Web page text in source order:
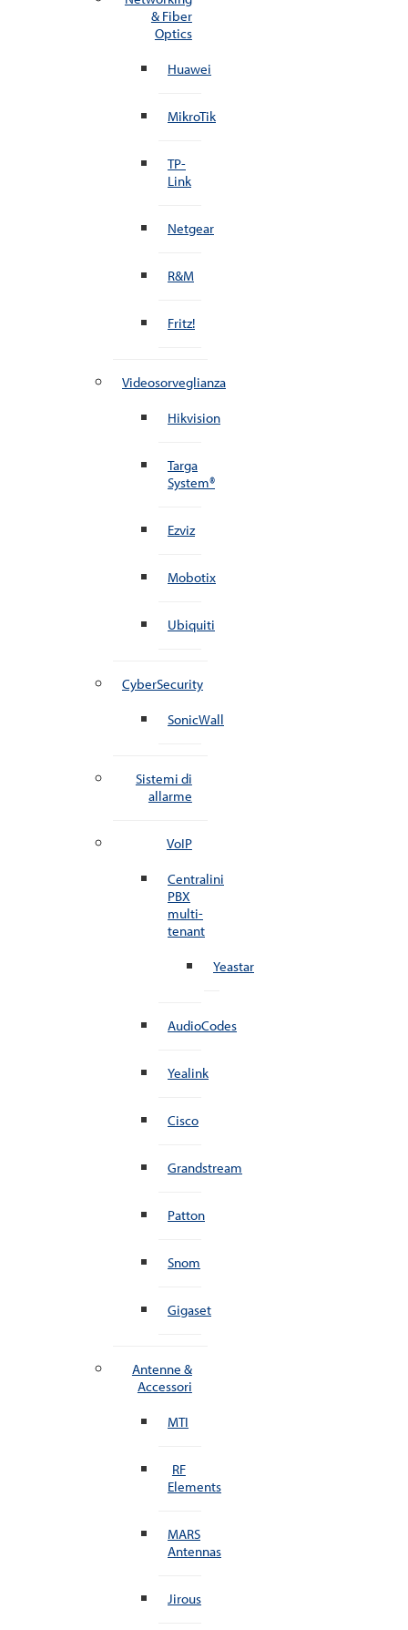
& Fiber
Optics
Huawei
MikroTik
TP-
Link
Netgear
R&M
Fritz!
Videosorveglianza
Hikvision
Targa
System®
Ezviz
Mobotix
Ubiquiti
CyberSecurity
SonicWall
Sistemi di
allarme
VoIP
Centralini
PBX
multi-
tenant
Yeastar
AudioCodes
Yealink
Cisco
Grandstream
Patton
Snom
Gigaset
Antenne &
Accessori
MTI
RF
Elements
MARS
Antennas
Jirous